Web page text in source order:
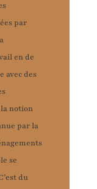
par
en de
avec des
notion
par la
se
du